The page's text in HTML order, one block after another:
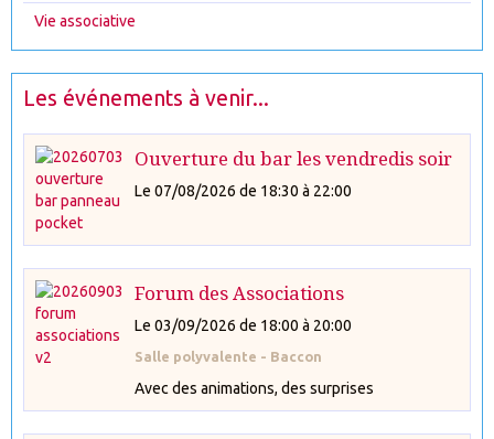
Vie associative
Les événements à venir...
Ouverture du bar les vendredis soir
Le 07/08/2026 de 18:30 à 22:00
Forum des Associations
Le 03/09/2026 de 18:00 à 20:00
Salle polyvalente - Baccon
Avec des animations, des surprises